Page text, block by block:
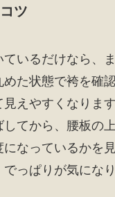
ツ
いるだけなら、
めた状態で袴を確
えやすくなりま
してから、腰板の
になっているかを
っぱりが気にな